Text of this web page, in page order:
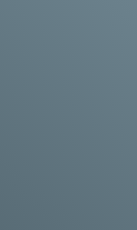
setzen
die Wahrheit